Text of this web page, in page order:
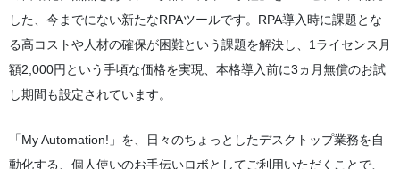
した、今までにない新たなRPAツールです。RPA導入時に課題とな
る高コストや人材の確保が困難という課題を解決し、1ライセンス月
額2,000円という手頃な価格を実現、本格導入前に3ヵ月無償のお試
し期間も設定されています。
「My Automation!」を、日々のちょっとしたデスクトップ業務を自
動化する、個人使いのお手伝いロボとしてご利用いただくことで、